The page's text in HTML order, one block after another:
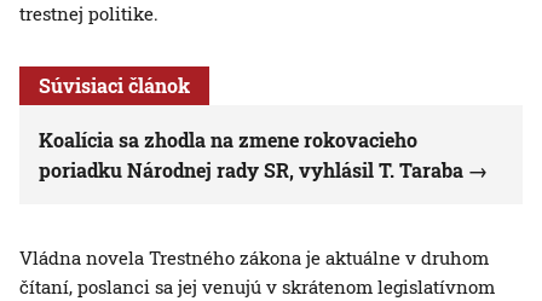
trestnej politike.
Súvisiaci článok
Koalícia sa zhodla na zmene rokovacieho
poriadku Národnej rady SR, vyhlásil T. Taraba
Vládna novela Trestného zákona je aktuálne v druhom
čítaní, poslanci sa jej venujú v skrátenom legislatívnom